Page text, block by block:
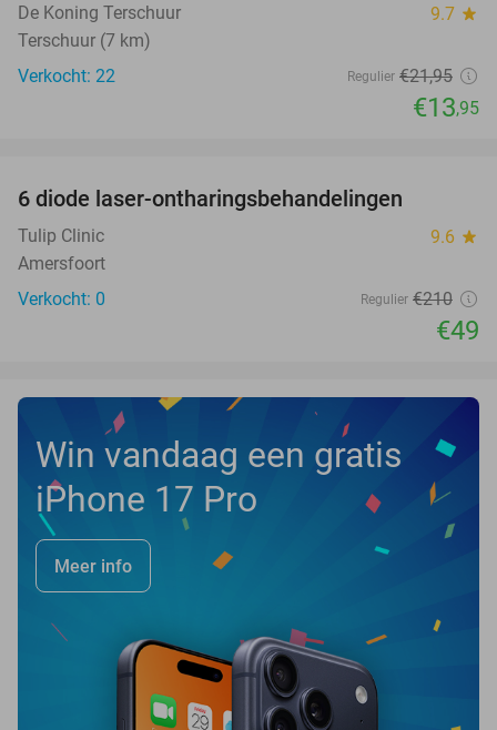
De Koning Terschuur 9.7 star
Terschuur (7 km)
Verkocht: 22
Regulier €21,95
€13,95
TODAY
6 diode laser-ontharingsbehandelingen
Tulip Clinic 9.6 star
Amersfoort
Verkocht: 0
Regulier €210
€49
Win vandaag een gratis
iPhone 17 Pro
Meer info